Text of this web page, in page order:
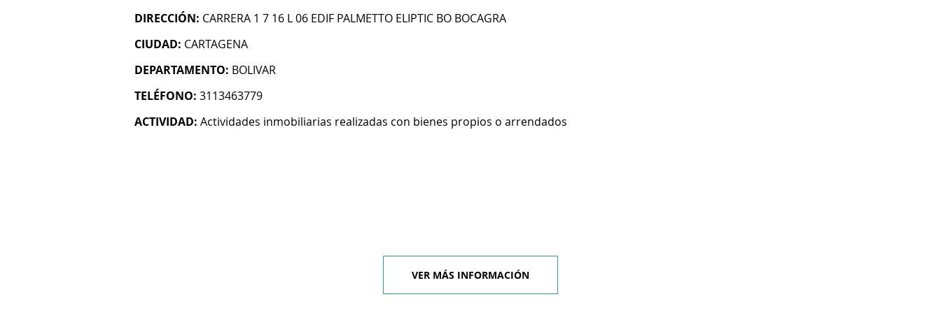
DIRECCIÓN: CARRERA 1 7 16 L 06 EDIF PALMETTO ELIPTIC BO BOCAGRA
CIUDAD: CARTAGENA
DEPARTAMENTO: BOLIVAR
TELÉFONO: 3113463779
ACTIVIDAD: Actividades inmobiliarias realizadas con bienes propios o arrendados
VER MÁS INFORMACIÓN